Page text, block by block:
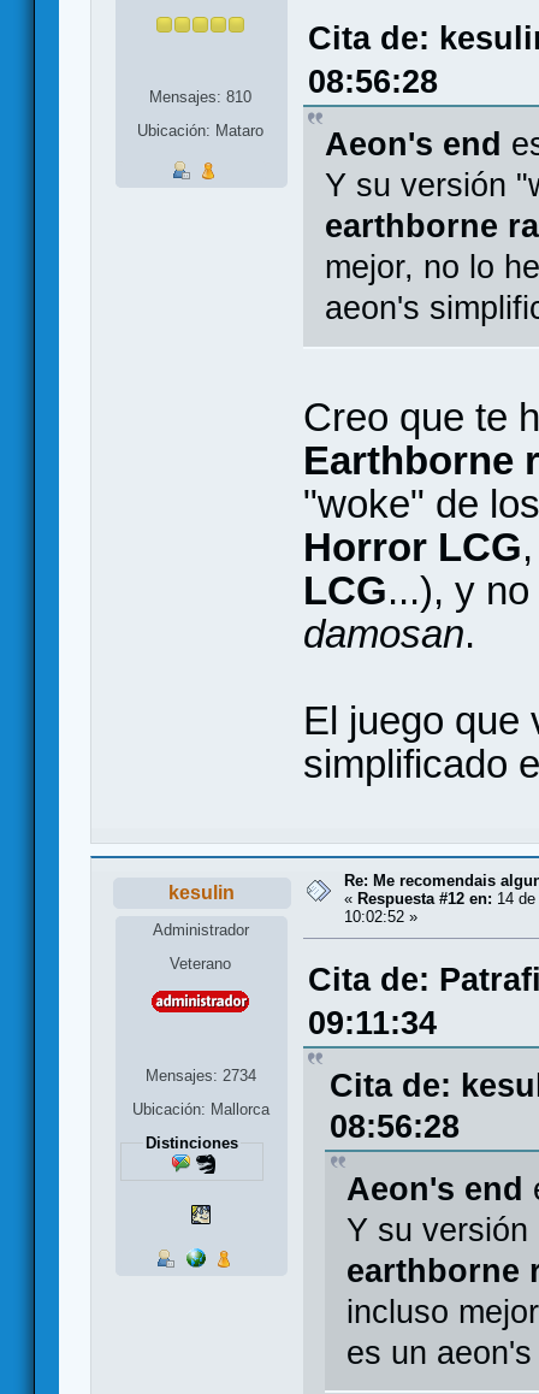
Mensajes: 810
Ubicación: Mataro
Cita de:
08:56:28
Aeon's end
Y su versión
earthborne
mejor, no lo
aeon's
Creo que te
Earthborne
"woke" de
Horror LCG
LCG...), y
damosan.
El juego
simplificado
kesulin
Administrador
Veterano
Mensajes: 2734
Ubicación: Mallorca
Distinciones
Re: Me recomendais
« Respuesta #12 en: 14
10:02:52 »
Cita de:
09:11:34
Cita de:
08:56:28
Aeon's end
Y su versión
earthborne
incluso
es un